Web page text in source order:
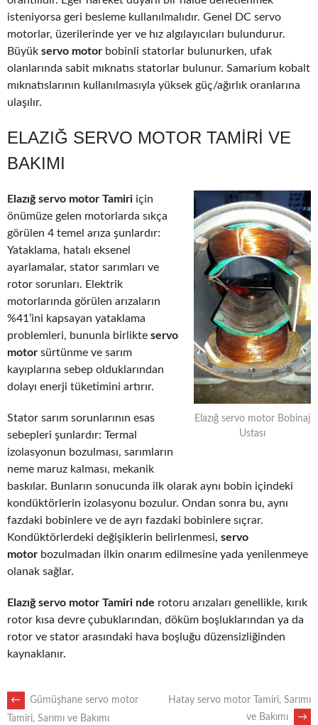
isteniyorsa geri besleme kullanılmalıdır. Genel DC servo
motorlar, üzerilerinde yer ve hız algılayıcıları bulundurur.
Büyük servo motor bobinli statorlar bulunurken, ufak
olanlarında sabit mıknatıs statorlar bulunur. Samarium kobalt
mıknatıslarının kullanılmasıyla yüksek güç/ağırlık oranlarına
ulaşılır.
ELAZIĞ SERVO MOTOR TAMIRI VE
BAKIMI
Elazığ servo motor Bobinaj
Ustası
Elazığ servo motor Tamiri için
önümüze gelen motorlarda sıkça
görülen 4 temel arıza şunlardır:
Yataklama, hatalı eksenel
ayarlamalar, stator sarımları ve
rotor sorunları. Elektrik
motorlarında görülen arızaların
%41’ini kapsayan yataklama
problemleri, bununla birlikte servo
motor sürtünme ve sarım
kayıplarına sebep olduklarından
dolayı enerji tüketimini artırır.
Stator sarım sorunlarının esas
sebepleri şunlardır: Termal
izolasyonun bozulması, sarımların
neme maruz kalması, mekanik
baskılar. Bunların sonucunda ilk olarak aynı bobin içindeki
kondüktörlerin izolasyonu bozulur. Ondan sonra bu, aynı
fazdaki bobinlere ve de ayrı fazdaki bobinlere sıçrar.
Kondüktörlerdeki değişiklerin belirlenmesi, servo
motor bozulmadan ilkin onarım edilmesine yada yenilenmeye
olanak sağlar.
Elazığ servo motor Tamiri nde rotoru arızaları genellikle, kırık
rotor kısa devre çubuklarından, döküm boşluklarından ya da
rotor ve stator arasındaki hava boşluğu düzensizliğinden
kaynaklanır.
POST
←
Gümüşhane servo motor
Tamiri, Sarımı ve Bakımı
Hatay servo motor Tamiri, Sarımı
ve Bakımı
→